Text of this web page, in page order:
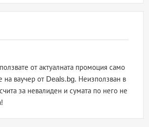
от актуалната промоция само
на ваучер от Deals.bg. Неизползван в
за невалиден и сумата по него не